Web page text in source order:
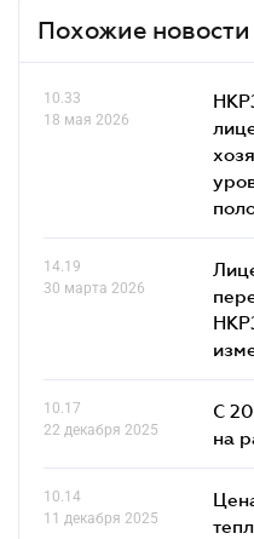
Похожие новости
10.33
18 мая 2026
14.19
30 марта 2026
10.17
22 декабря 2025
С
на
10.14
11 декабря 2025